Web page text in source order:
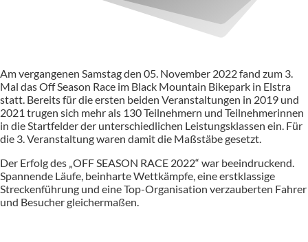
Am vergangenen Samstag den 05. November 2022 fand zum 3.
Mal das Off Season Race im Black Mountain Bikepark in Elstra
statt. Bereits für die ersten beiden Veranstaltungen in 2019 und
2021 trugen sich mehr als 130 Teilnehmern und Teilnehmerinnen
in die Startfelder der unterschiedlichen Leistungsklassen ein. Für
die 3. Veranstaltung waren damit die Maßstäbe gesetzt.
Der Erfolg des „OFF SEASON RACE 2022“ war beeindruckend.
Spannende Läufe, beinharte Wettkämpfe, eine erstklassige
Streckenführung und eine Top-Organisation verzauberten Fahrer
und Besucher gleichermaßen.